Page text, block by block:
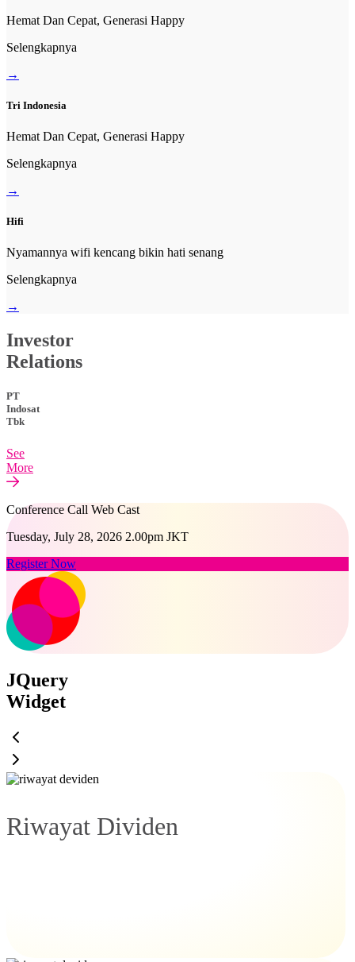
Hemat Dan Cepat, Generasi Happy
Selengkapnya
→
Tri Indonesia
Hemat Dan Cepat, Generasi Happy
Selengkapnya
→
Hifi
Nyamannya wifi kencang bikin hati senang
Selengkapnya
→
Investor
Relations
PT
Indosat
Tbk
See
More
Conference Call Web Cast
Tuesday, July 28, 2026 2.00pm JKT
Register Now
JQuery
Widget
Riwayat Dividen